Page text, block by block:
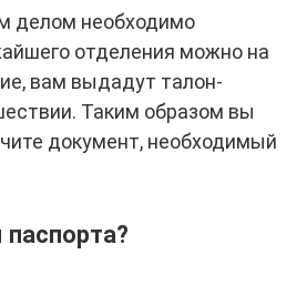
делом необходимо
отделения можно на
вам выдадут талон-
Таким образом вы
документ, необходимый